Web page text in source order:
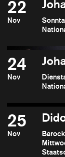
22
Nov
24
Nov
25
Nov